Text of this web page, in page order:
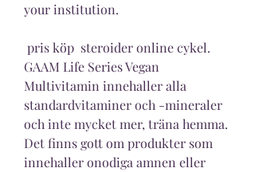
your institution.
pris köp  steroider online cykel.
GAAM Life Series Vegan
Multivitamin innehaller alla
standardvitaminer och -mineraler
och inte mycket mer, träna hemma.
Det finns gott om produkter som
innehaller onodiga amnen eller